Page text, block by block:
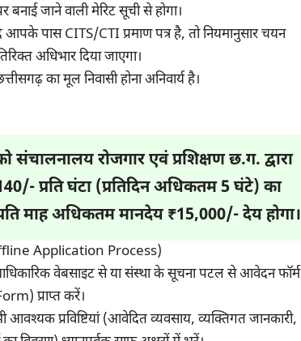
जाने वाली मेरिट सूची से होगा।
आपके पास CITS/CTI प्रमाण पत्र है, तो नियमानुसार चयन
अधिभार दिया जाएगा।
का मूल निवासी होना अनिवार्य है।
रोजगार एवं प्रशिक्षण छ.ग. द्वारा
प्रति घंटा (प्रतिदिन अधिकतम 5 घंटे) का
माहअधिकतम मानदेय ₹15,000/-देय होगा।
Application Process)
वेबसाइट से या संस्था के सूचना पटल से आवेदन फॉर्म
प्राप्त करें।
आवश्यक प्रविष्टियां (आवेदित व्यवसाय, व्यक्तिगत जानकारी,